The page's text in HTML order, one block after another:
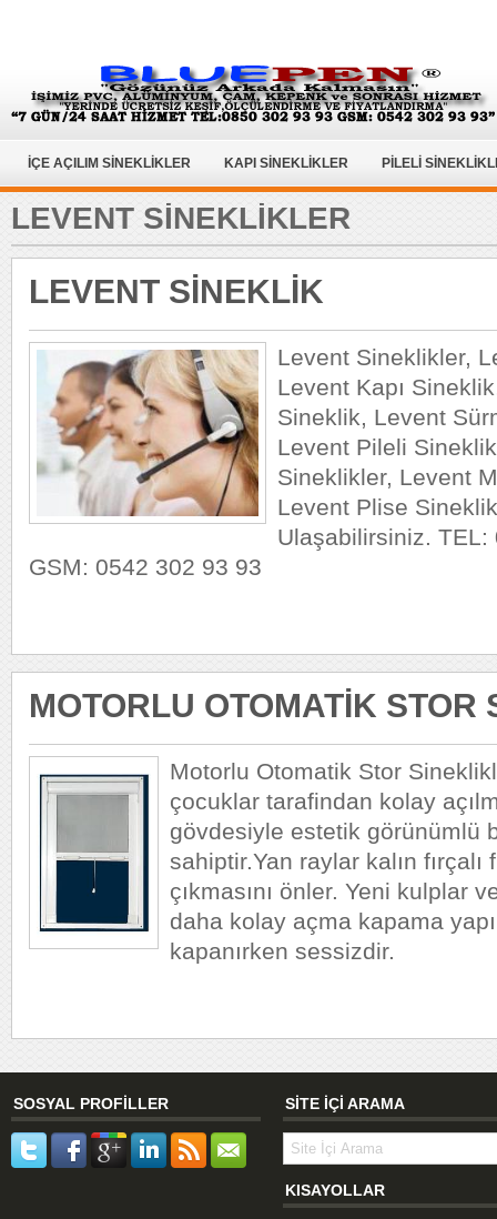
İÇE AÇILIM SİNEKLİKLER KAPI SİNEKLİKLER PİLELİ
LEVENT SINEKLIKLER
LEVENT SİNEKLİK
Levent Sineklikler,
Levent Kapı
Sineklik, Levent
Levent Pileli
Sineklikler, Levent
Levent Plise
Ulaşabilirsiniz. TEL:
GSM: 0542 302 93 93
MOTORLU OTOMATİK STOR
Motorlu Otomatik Stor
çocuklar tarafindan kolay
gövdesiyle estetik görünümlü
sahiptir.Yan raylar kalın
çıkmasını önler. Yeni kulplar
daha kolay açma kapama
kapanırken sessizdir.
SOSYAL PROFİLLER SİTE İÇİ ARAMA
KISAYOLLAR